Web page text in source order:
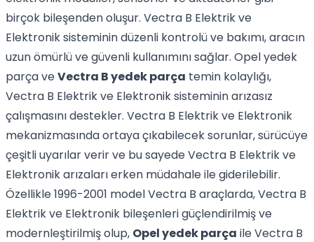
birçok bileşenden oluşur. Vectra B Elektrik ve
Elektronik sisteminin düzenli kontrolü ve bakımı, aracın
uzun ömürlü ve güvenli kullanımını sağlar. Opel yedek
parça veVectra B yedek parça temin kolaylığı,
Vectra B Elektrik ve Elektronik sisteminin arızasız
çalışmasını destekler. Vectra B Elektrik ve Elektronik
mekanizmasında ortaya çıkabilecek sorunlar, sürücüye
çeşitli uyarılar verir ve bu sayede Vectra B Elektrik ve
Elektronik arızaları erken müdahale ile giderilebilir.
Özellikle 1996-2001 model Vectra B araçlarda, Vectra B
Elektrik ve Elektronik bileşenleri güçlendirilmiş ve
modernleştirilmiş olup, Opel yedek parça ile Vectra B